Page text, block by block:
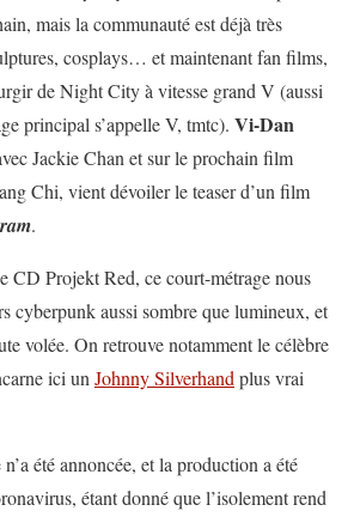
mais la communauté est déjà très
cosplays… et maintenant fan films,
de Night City à vitesse grand V (aussi
principal s’appelle V, tmtc). Vi-Dan
Jackie Chan et sur le prochain film
Chi, vient dévoiler le teaser d’un film
.
CD Projekt Red, ce court-métrage nous
cyberpunk aussi sombre que lumineux, et
volée. On retrouve notamment le célèbre
ici un Johnny Silverhand plus vrai
été annoncée, et la production a été
étant donné que l’isolement rend